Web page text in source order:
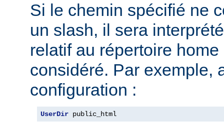
Si le chemin spécifié ne
un slash, il sera
relatif au répertoire
considéré. Par exemple,
configuration :
UserDir public_html